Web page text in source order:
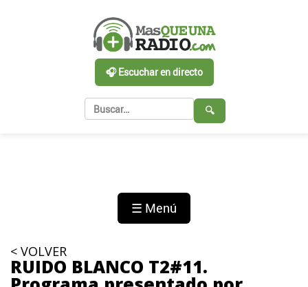
🎧 Escuchar en directo
🔍
☰ Menú
< VOLVER
RUIDO BLANCO T2#11.